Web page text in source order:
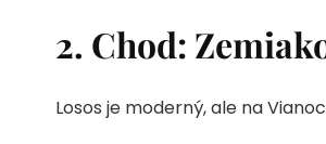
2. Chod:
Losos je moderný, ale na